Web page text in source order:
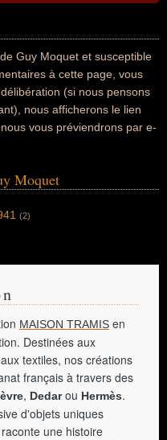
Guy Moquet et susceptible
à cette page, vous
délibération (si nous pensons
nous afficherons le lien
vous préviendrons par e-
Moquet
(2)
MAISON TRAMIS en
Destinées aux
textiles, nos créations
français à travers des
, Dedarou Hermès.
d'objets uniques
une histoire